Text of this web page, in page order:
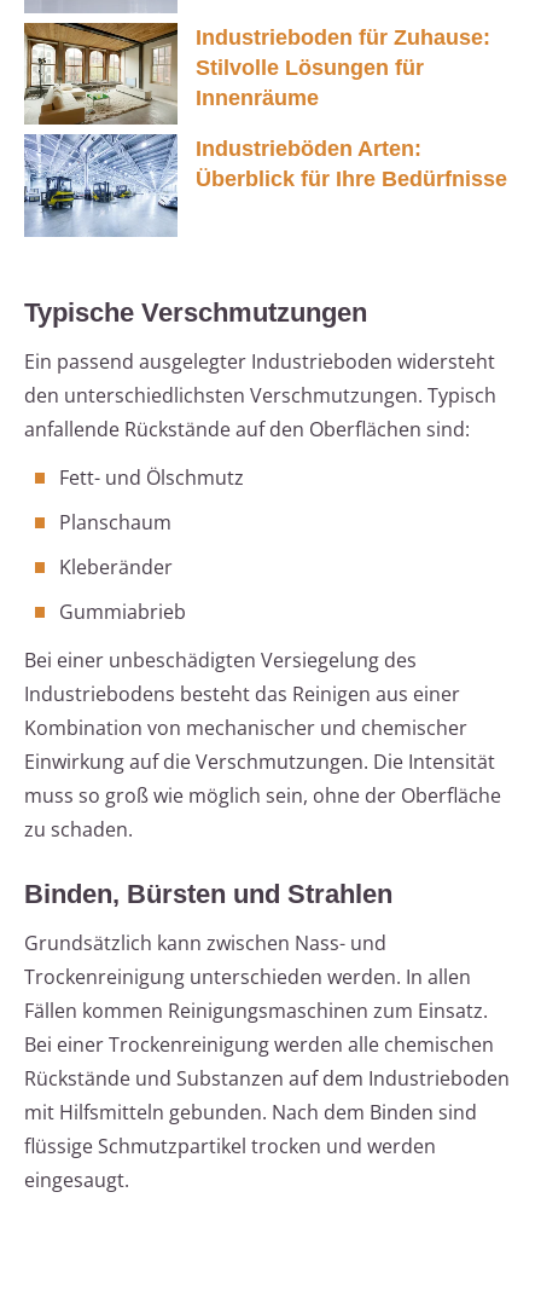
Industrieboden für Zuhause:
Stilvolle Lösungen für
Innenräume
Industrieböden Arten:
Überblick für Ihre Bedürfnisse
Typische Verschmutzungen
Ein passend ausgelegter Industrieboden widersteht
den unterschiedlichsten Verschmutzungen. Typisch
anfallende Rückstände auf den Oberflächen sind:
Fett- und Ölschmutz
Planschaum
Kleberänder
Gummiabrieb
Bei einer unbeschädigten Versiegelung des
Industriebodens besteht das Reinigen aus einer
Kombination von mechanischer und chemischer
Einwirkung auf die Verschmutzungen. Die Intensität
muss so groß wie möglich sein, ohne der Oberfläche
zu schaden.
Binden, Bürsten und Strahlen
Grundsätzlich kann zwischen Nass- und
Trockenreinigung unterschieden werden. In allen
Fällen kommen Reinigungsmaschinen zum Einsatz.
Bei einer Trockenreinigung werden alle chemischen
Rückstände und Substanzen auf dem Industrieboden
mit Hilfsmitteln gebunden. Nach dem Binden sind
flüssige Schmutzpartikel trocken und werden
eingesaugt.